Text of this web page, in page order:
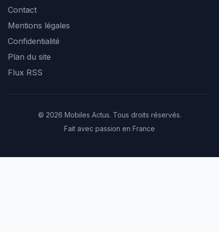
Contact
Mentions légales
Confidentialité
Plan du site
Flux RSS
© 2026 Mobiles Actus. Tous droits réservés.
Fait avec passion en France